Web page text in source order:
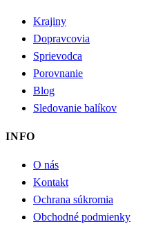
Krajiny
Dopravcovia
Sprievodca
Porovnanie
Blog
Sledovanie balíkov
INFO
O nás
Kontakt
Ochrana súkromia
Obchodné podmienky